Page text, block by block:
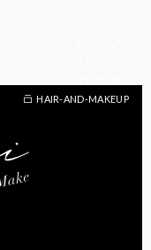
HAIR-AND-MAKEUP